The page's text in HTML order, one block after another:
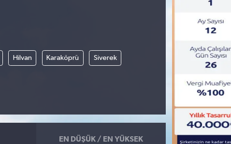
Hilvan Karaköprü Siverek
EN DÜŞÜK / EN YÜKSEK